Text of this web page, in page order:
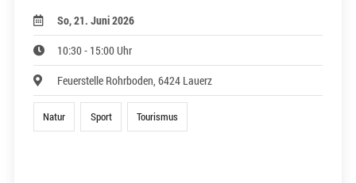
So, 21. Juni 2026
10:30 - 15:00 Uhr
Feuerstelle Rohrboden, 6424 Lauerz
Natur Sport Tourismus